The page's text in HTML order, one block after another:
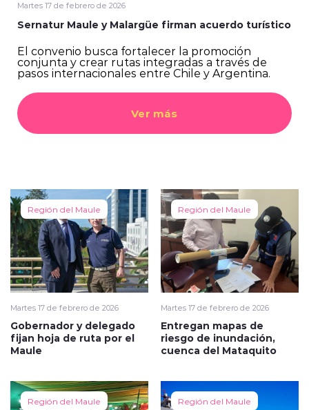
Martes 17 de febrero de 2026
Sernatur Maule y Malargüe firman acuerdo turístico
El convenio busca fortalecer la promoción
conjunta y crear rutas integradas a través de
pasos internacionales entre Chile y Argentina.
Ver más
Región del Maule
Martes 17 de febrero de 2026
Gobernador y delegado
fijan hoja de ruta por el
Maule
Región del Maule
Martes 17 de febrero de 2026
Entregan mapas de
riesgo de inundación,
cuenca del Mataquito
Región del Maule Región del Maule